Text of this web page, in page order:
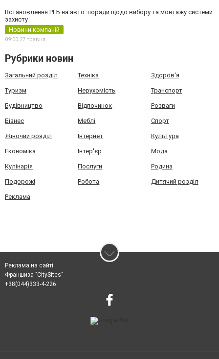
Встановлення РЕБ на авто: поради щодо вибору та монтажу системи
захисту
Новини компаній
09:00, 27 травня
Рубрики новин
Загальний розділ Техніка Здоров'я
Туризм Нерухомість Транспорт
Будівництво Відпочинок Розваги
Бізнес Меблі Спорт
Жіночий розділ Інтернет Культура
Економіка Інтер'єр Мода
Кулінарія Послуги Родина
Подорожі Робота Дитячий розділ
Реклама
Реклама на сайті
Франшиза "CitySites"
+38(044)333-4-226